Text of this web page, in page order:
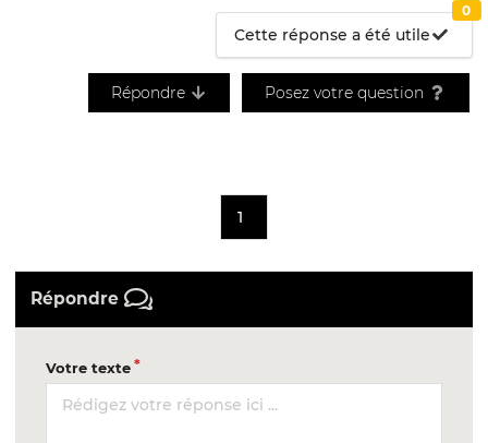
Cette réponse a été utile
0
Répondre Posez votre question
1
Répondre
Votre texte